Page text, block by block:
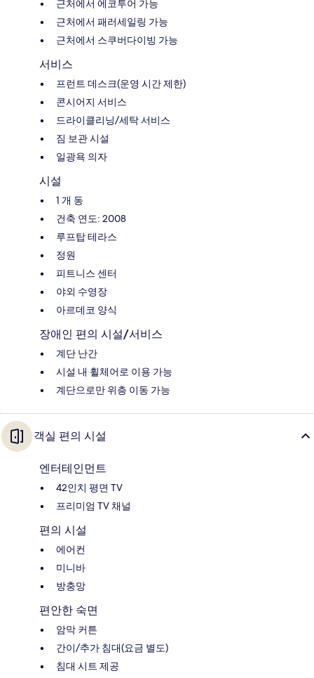
근처에서 에코투어 가능
근처에서 패러세일링 가능
근처에서 스쿠버다이빙 가능
서비스
프런트 데스크(운영 시간 제한)
콘시어지 서비스
드라이클리닝/세탁 서비스
짐 보관 시설
일광욕 의자
시설
1 개 동
건축 연도: 2008
루프탑 테라스
정원
피트니스 센터
야외 수영장
아르데코 양식
장애인 편의 시설/서비스
계단 난간
시설 내 휠체어로 이용 가능
계단으로만 위층 이동 가능
객실 편의 시설
엔터테인먼트
42인치 평면 TV
프리미엄 TV 채널
편의 시설
에어컨
미니바
방충망
편안한 숙면
암막 커튼
간이/추가 침대(요금 별도)
침대 시트 제공